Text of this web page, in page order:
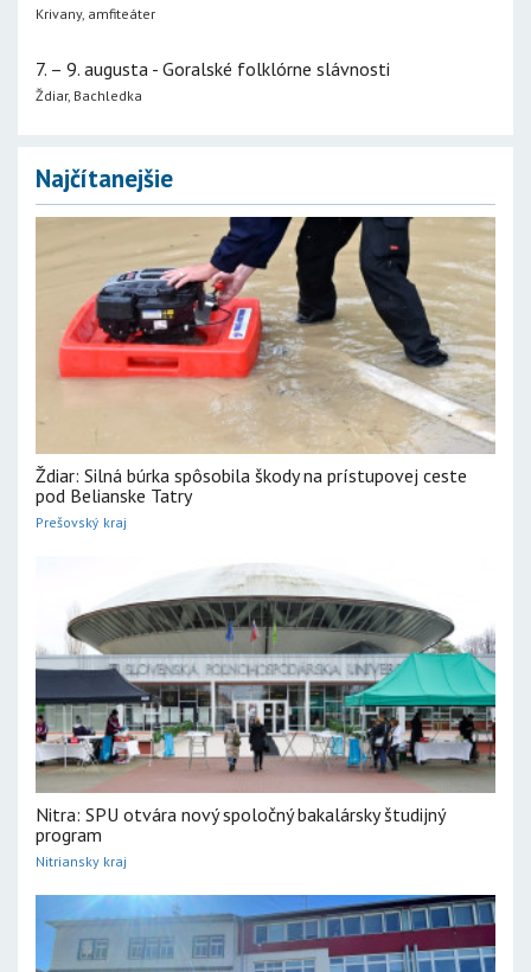
Krivany, amfiteáter
7. – 9. augusta - Goralské folklórne slávnosti
Ždiar, Bachledka
Najčítanejšie
Ždiar: Silná búrka spôsobila škody na prístupovej ceste
pod Belianske Tatry
Prešovský kraj
Nitra: SPU otvára nový spoločný bakalársky študijný
program
Nitriansky kraj